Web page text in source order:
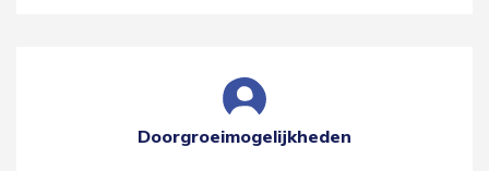
Doorgroeimogelijkheden